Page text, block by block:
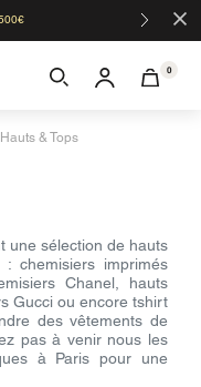
×
0
Hauts & Tops
une sélection de hauts
chemisiers imprimés
Chanel, hauts
Gucci ou encore tshirt
des vêtements de
pas à venir nous les
à Paris pour une